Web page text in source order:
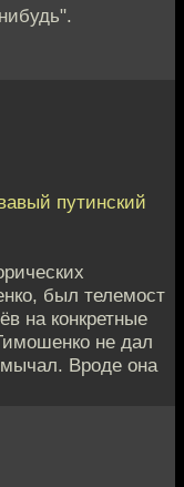
путинский
был телемост
на конкретные
не дал
мычал. Вроде она